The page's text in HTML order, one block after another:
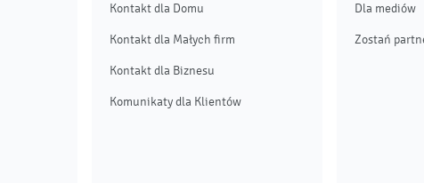
Kontakt dla Domu
Kontakt dla Małych firm
Kontakt dla Biznesu
Komunikaty dla Klientów
Dla mediów
Zostań